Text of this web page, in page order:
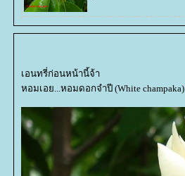
เอนทรี่ก่อนหน้านี้จ้า
หอมเอย...หอมดอกจำปี (White champaka)